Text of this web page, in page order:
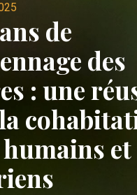
de
des
: une
et